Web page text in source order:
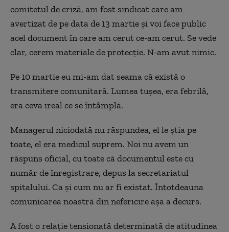
comitetul de criză, am fost sindicat care am
avertizat de pe data de 13 martie şi voi face public
acel document în care am cerut ce-am cerut. Se vede
clar, cerem materiale de protecţie. N-am avut nimic.
Pe 10 martie eu mi-am dat seama că există o
transmitere comunitară. Lumea tuşea, era febrilă,
era ceva ireal ce se întâmplă.
Managerul niciodată nu răspundea, el le ştia pe
toate, el era medicul suprem. Noi nu avem un
răspuns oficial, cu toate că documentul este cu
număr de înregistrare, depus la secretariatul
spitalului. Ca şi cum nu ar fi existat. Întotdeauna
comunicarea noastră din nefericire aşa a decurs.
A fost o relaţie tensionată determinată de atitudinea